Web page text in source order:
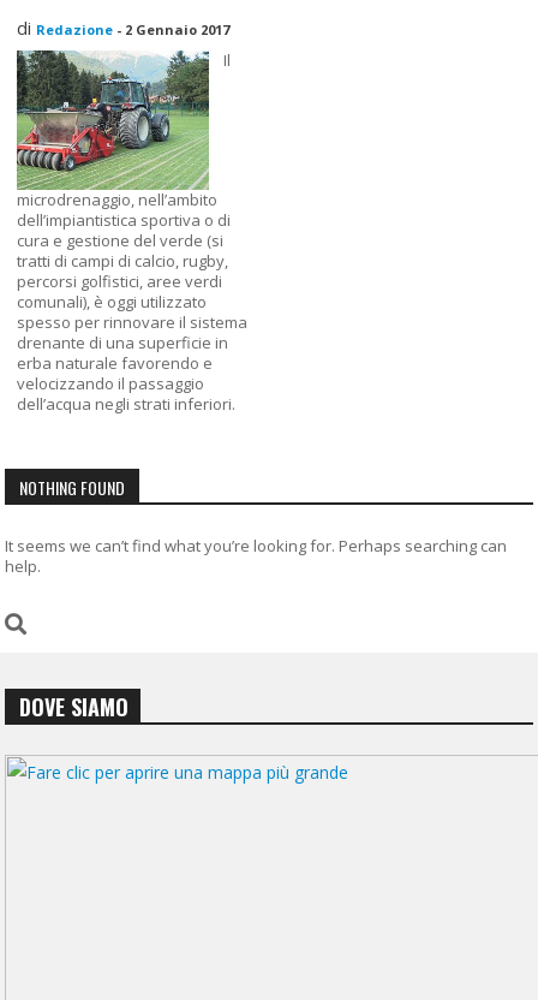
di Redazione - 2 Gennaio 2017
Il
microdrenaggio, nell’ambito
dell’impiantistica sportiva o di
cura e gestione del verde (si
tratti di campi di calcio, rugby,
percorsi golfistici, aree verdi
comunali), è oggi utilizzato
spesso per rinnovare il sistema
drenante di una superficie in
erba naturale favorendo e
velocizzando il passaggio
dell’acqua negli strati inferiori.
NOTHING FOUND
It seems we can’t find what you’re looking for. Perhaps searching can
help.
DOVE SIAMO